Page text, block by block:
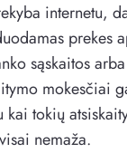
internetu,
prekes
sąskaitos
mokesčiai
tokių
nemaža.